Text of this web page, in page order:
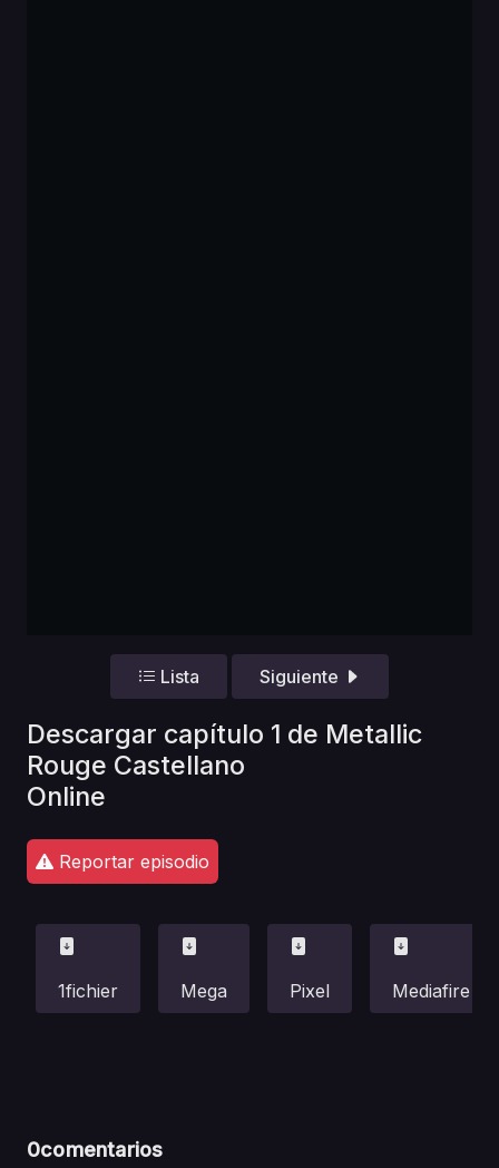
Lista Siguiente
Descargar capítulo 1 de Metallic
Rouge Castellano
Online
Reportar episodio
1fichier Mega Pixel Mediafire
0comentarios